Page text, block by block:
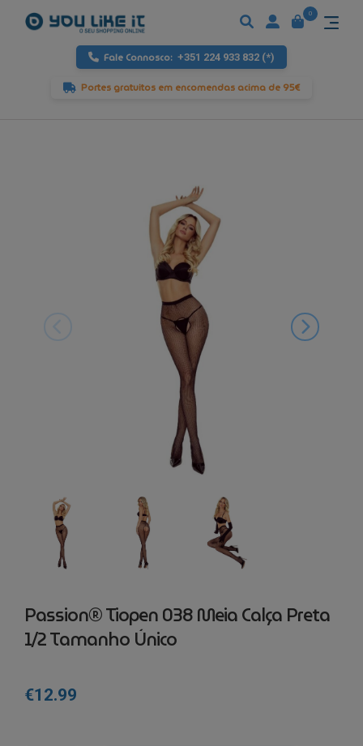
Fale Connosco: +351 224 933 832 (*)
Portes gratuitos em encomendas acima de 95€
0
Passion® Tiopen 038 Meia Calça Preta
1/2 Tamanho Único
€12.99